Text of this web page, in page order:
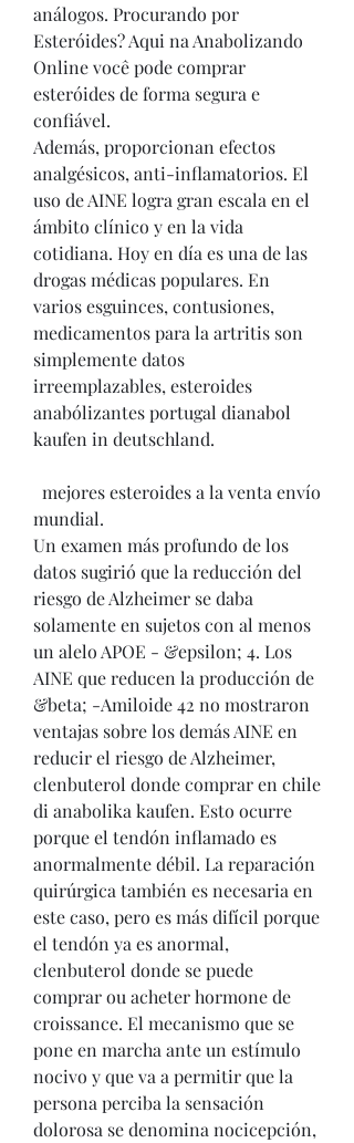
análogos. Procurando por
Esteróides? Aqui na Anabolizando
Online você pode comprar
esteróides de forma segura e
confiável.
Además, proporcionan efectos
analgésicos, anti-inflamatorios. El
uso de AINE logra gran escala en el
ámbito clínico y en la vida
cotidiana. Hoy en día es una de las
drogas médicas populares. En
varios esguinces, contusiones,
medicamentos para la artritis son
simplemente datos
irreemplazables, esteroides
anabólizantes portugal dianabol
kaufen in deutschland.
mundial.
Un examen más profundo de los
datos sugirió que la reducción del
riesgo de Alzheimer se daba
solamente en sujetos con al menos
un alelo APOE - &epsilon; 4. Los
AINE que reducen la producción de
&beta; -Amiloide 42 no mostraron
ventajas sobre los demás AINE en
reducir el riesgo de Alzheimer,
clenbuterol donde comprar en chile
di anabolika kaufen. Esto ocurre
porque el tendón inflamado es
anormalmente débil. La reparación
quirúrgica también es necesaria en
este caso, pero es más difícil porque
el tendón ya es anormal,
clenbuterol donde se puede
comprar ou acheter hormone de
croissance. El mecanismo que se
pone en marcha ante un estímulo
nocivo y que va a permitir que la
persona perciba la sensación
dolorosa se denomina nocicepción,